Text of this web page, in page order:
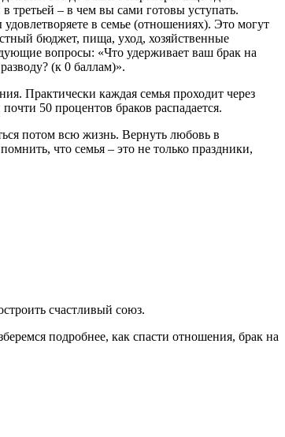
третьей – в чем вы сами готовы уступать.
в семье (отношениях). Это могут
бюджет, пища, уход, хозяйственные
вопросы: «Что удерживает ваш брак на
(к 0 баллам)».
Практически каждая семья проходит через
50 процентов браков распадается.
потом всю жизнь. Вернуть любовь в
что семья – это не только праздники,
счастливый союз.
подробнее, как спасти отношения, брак на